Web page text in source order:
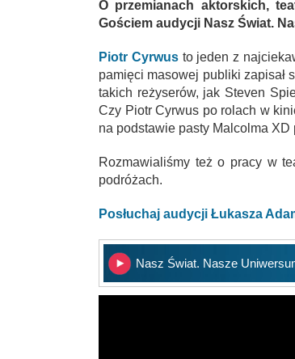
O przemianach aktorskich,
Gościem audycji Nasz Świat.
Piotr Cyrwusto jeden z
pamięci masowej publiki zapisał
takich reżyserów, jak Steven
Czy Piotr Cyrwus po rolach w
na podstawie pasty Malcolma
Rozmawialiśmy też o pracy w
podróżach.
Posłuchaj audycji Łukasza
Nasz Świat. Nasze